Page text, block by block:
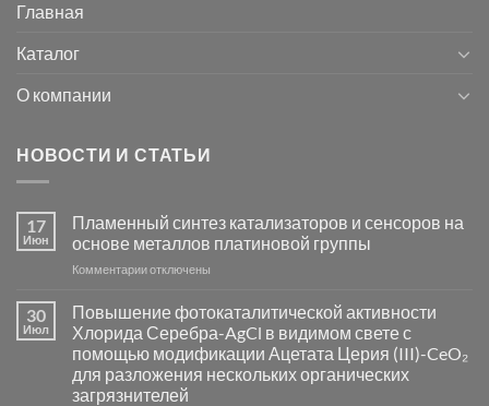
Главная
Каталог
О компании
НОВОСТИ И СТАТЬИ
17
Июн
Пламенный синтез катализаторов и сенсоров на
основе металлов платиновой группы
Комментариик
Пламенный
синтез
катализаторов
и
сенсоров
на
отключены
30
Июл
Повышение фотокаталитической активности
Хлорида Серебра-AgCl в видимом свете с
помощью модификации Ацетата Церия (III)-CeO₂
для разложения нескольких органических
загрязнителей